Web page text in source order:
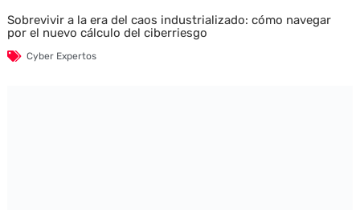
Sobrevivir a la era del caos industrializado: cómo navegar
por el nuevo cálculo del ciberriesgo
Cyber Expertos